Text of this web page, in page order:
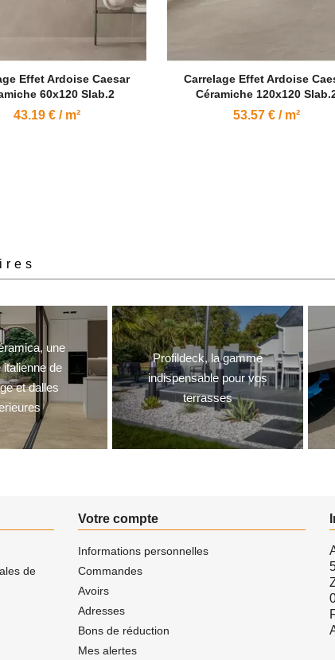
Effet Ardoise Caesar
60x120 Slab.2
43.19 € / m²
Carrelage Effet Ardoise
Céramiche 120x120
53.57 € / m²
une
italienne de
et dalles
Profildeck, la gamme
indispensable pour vos
terrasses
de
Votre compte
Informations personnelles
Commandes
Avoirs
Adresses
Bons de réduction
Mes alertes